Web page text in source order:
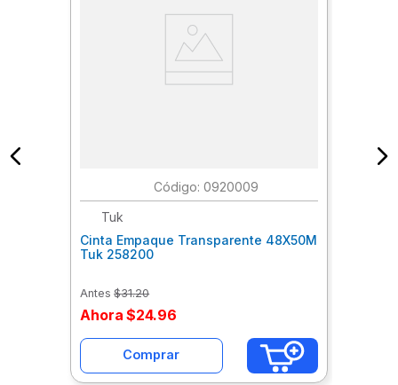
: 0920009
Tuk
Cinta Empaque Transparente 48X50M
Tuk 258200
Antes $31.20
Ahora $24.96
Comprar